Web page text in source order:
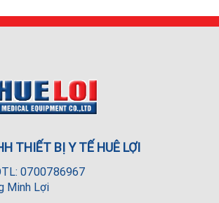
THIẾT BỊ Y TẾ HUÊ LỢI
0700786967
Minh Lợi